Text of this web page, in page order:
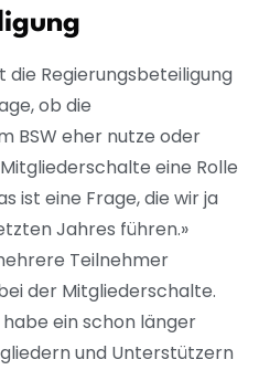
die Regierungsbeteiligung
ob die
BSW eher nutze oder
eine Rolle
ist eine Frage, die wir ja
Jahres führen.»
Teilnehmer
der Mitgliederschalte.
ein schon länger
und Unterstützern